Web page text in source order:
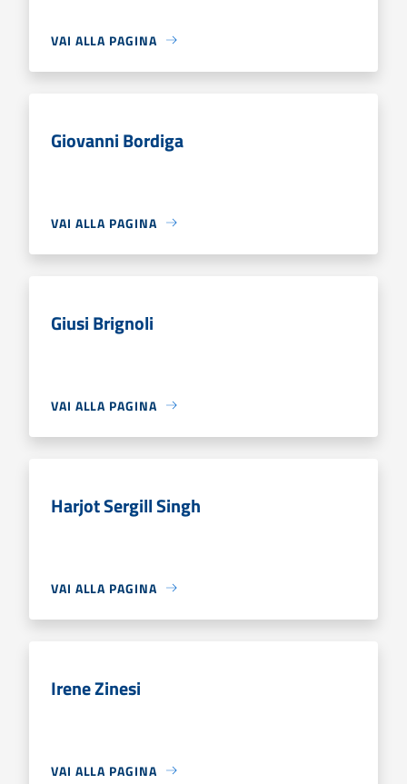
VAI ALLA PAGINA
Giovanni Bordiga
VAI ALLA PAGINA
Giusi Brignoli
VAI ALLA PAGINA
Harjot Sergill Singh
VAI ALLA PAGINA
Irene Zinesi
VAI ALLA PAGINA